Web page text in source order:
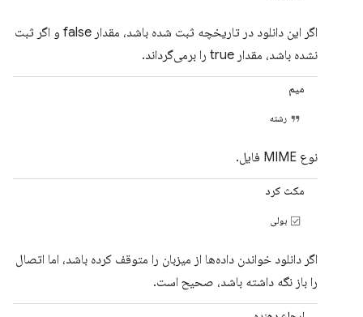
اگر این دانلود در تاریخچه ثبت شده باشد، مقدار false و اگر ثبت
نشده باشد، مقدار true را برمی‌گرداند.
میم
رشته
نوع MIME فایل.
مکث کرد
بولی
اگر دانلود خواندن داده‌ها از میزبان را متوقف کرده باشد، اما اتصال
را باز نگه داشته باشد، صحیح است.